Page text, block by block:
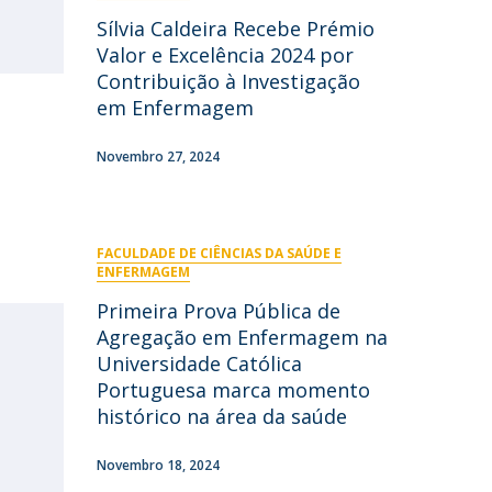
Transform4Europe
UCP2 Mental Health
Sílvia Caldeira Recebe Prémio
Valor e Excelência 2024 por
Contribuição à Investigação
em Enfermagem
Novembro 27, 2024
FACULDADE DE CIÊNCIAS DA SAÚDE E
ENFERMAGEM
Primeira Prova Pública de
Agregação em Enfermagem na
Universidade Católica
Portuguesa marca momento
histórico na área da saúde
Novembro 18, 2024